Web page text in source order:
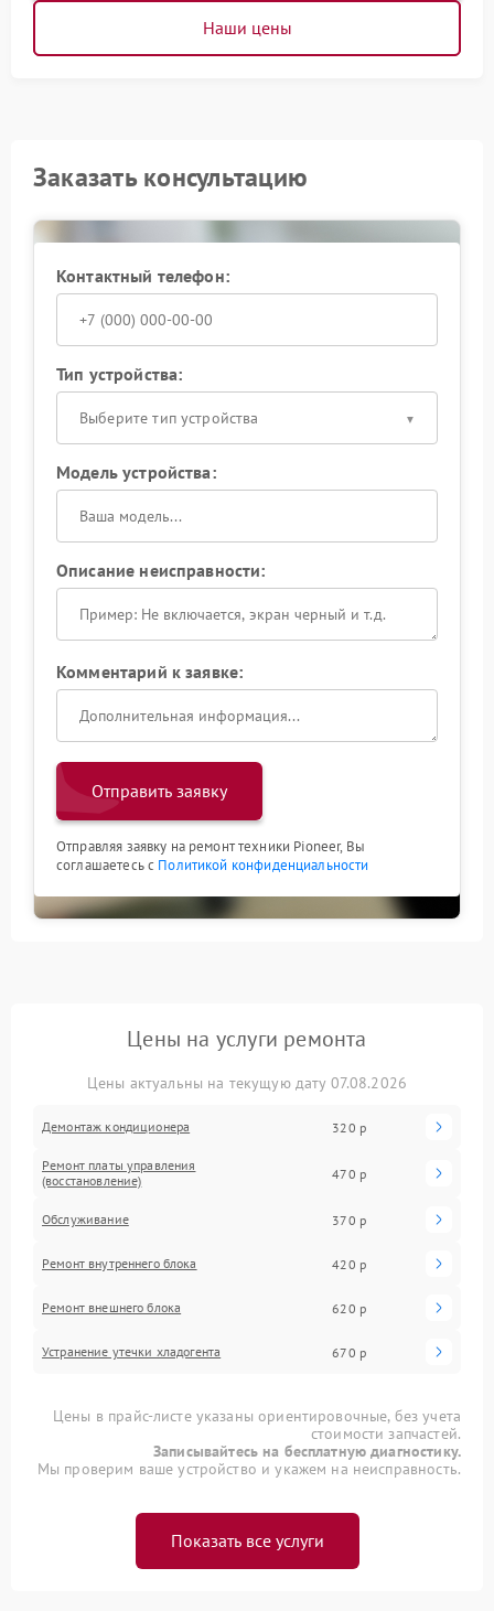
Наши цены
Заказать консультацию
Контактный телефон:
Тип устройства:
Выберите тип устройства
Модель устройства:
Описание неисправности:
Комментарий к заявке:
Отправить заявку
Отправляя заявку на ремонт техники Pioneer, Вы
соглашаетесь с Политикой конфиденциальности
Цены на услуги ремонта
Цены актуальны на текущую дату 07.08.2026
Демонтаж кондиционера 320 р
Ремонт платы управления
(восстановление)
470 р
Обслуживание 370 р
Ремонт внутреннего блока 420 р
Ремонт внешнего блока 620 р
Устранение утечки хладогента 670 р
Цены в прайс-листе указаны ориентировочные, без учета
стоимости запчастей.
Записывайтесь на бесплатную диагностику.
Мы проверим ваше устройство и укажем на неисправность.
Показать все услуги